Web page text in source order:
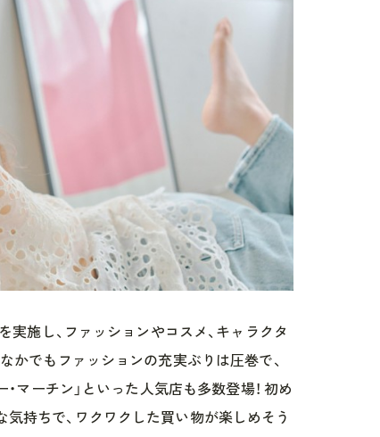
実施し、ファッションやコスメ、キャラクタ
かでもファッションの充実ぶりは圧巻で、
・マーチン」といった人気店も多数登場！ 初め
持ちで、ワクワクした買い物が楽しめそう